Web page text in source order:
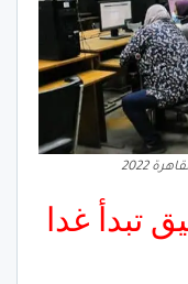
2022
تبدأ غدا